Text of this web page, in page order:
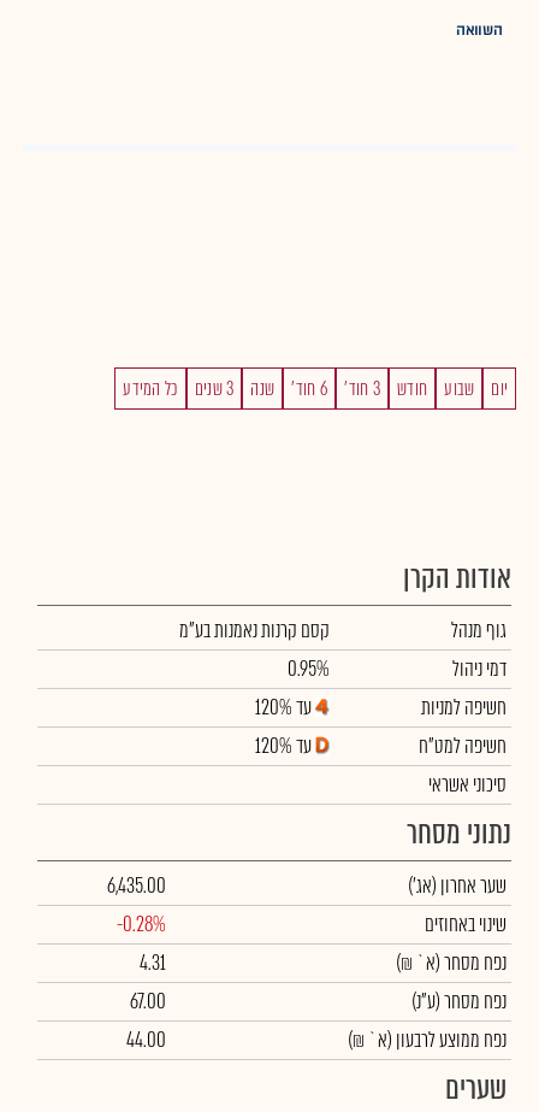
השוואה
יום שבוע חודש 3 חוד' 6 חוד' שנה 3 שנים כל המידע
אודות הקרן
גוף מנהל
קסם קרנות נאמנות בע"מ
דמי ניהול
0.95%
חשיפה למניות
עד 120%
חשיפה למט"ח
עד 120%
סיכוני אשראי
נתוני מסחר
שער אחרון (אג')
6,435.00
שינוי באחוזים
-0.28%
נפח מסחר(א` ₪)
4.31
נפח מסחר(ע"נ)
67.00
נפח ממוצע לרבעון (א` ₪)
44.00
שערים